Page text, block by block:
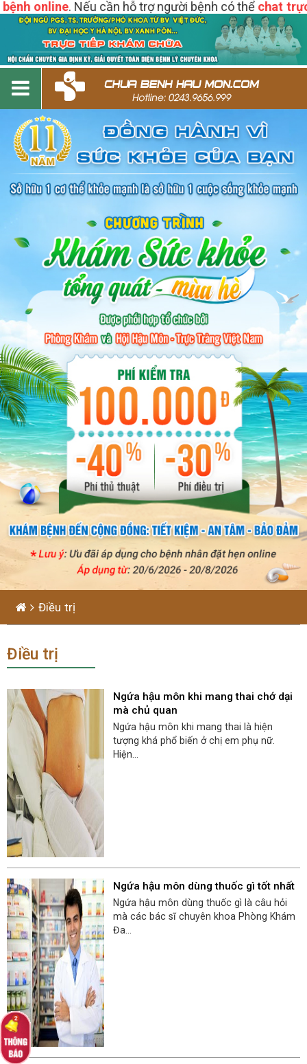
online . Nếu cần hỗ trợ người bệnh có thểchat trực
Điều trị
Điều trị
Ngứa hậu môn khi mang thai chớ dại
mà chủ quan
Ngứa hậu môn khi mang thai là hiện
tượng khá phổ biến ở chị em phụ nữ.
Hiện...
Ngứa hậu môn dùng thuốc gì tốt nhất
Ngứa hậu môn dùng thuốc gì là câu hỏi
mà các bác sĩ chuyên khoa Phòng Khám
Đa...